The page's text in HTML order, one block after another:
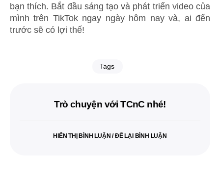
bạn thích. Bắt đầu sáng tạo và phát triển video của
mình trên TikTok ngay ngày hôm nay và, ai đến
trước sẽ có lợi thế!
Tags
Trò chuyện với TCnC nhé!
HIỂN THỊ BÌNH LUẬN / ĐỂ LẠI BÌNH LUẬN